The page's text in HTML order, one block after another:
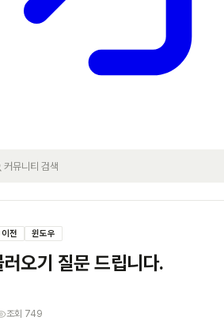
전 윈도우
오기 질문 드립니다.
조회 749